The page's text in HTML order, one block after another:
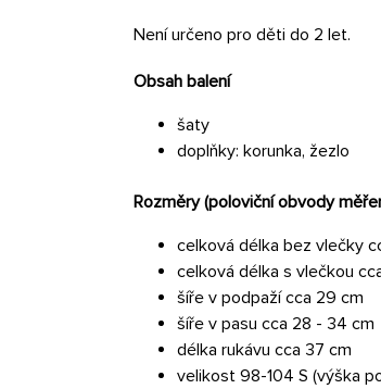
Není určeno pro děti do 2 let.
Obsah balení
šaty
doplňky: korunka, žezlo
Rozměry (poloviční obvody
celková délka bez vlečky
celková délka s vlečkou
šíře v podpaží cca 29 cm
šíře v pasu cca 28 - 34 cm
délka rukávu cca 37 cm
velikost 98-104 S (výška